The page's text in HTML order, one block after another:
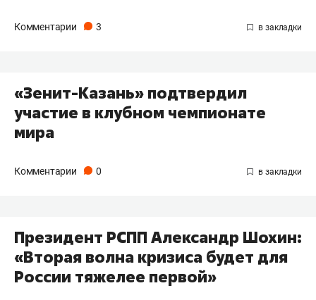
Комментарии 3
«Зенит-Казань» подтвердил
участие в клубном чемпионате
мира
Комментарии 0
Президент РСПП Александр Шохин:
«Вторая волна кризиса будет для
России тяжелее первой»